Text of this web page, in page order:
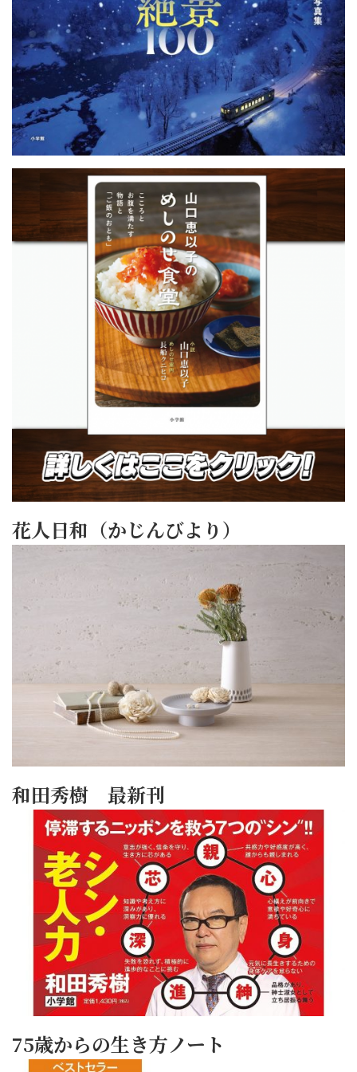
花人日和（かじんびより）
和田秀樹 最新刊
75歳からの生き方ノート